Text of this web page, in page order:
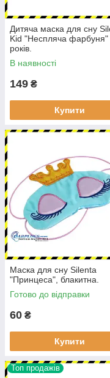
Дитяча маска для сну
Kid "Неспляча
років.
В наявності
149 ₴
Купити
Маска для сну Silenta
"Принцеса", блакитна.
Готово до відправки
60 ₴
Купити
Топ продажів